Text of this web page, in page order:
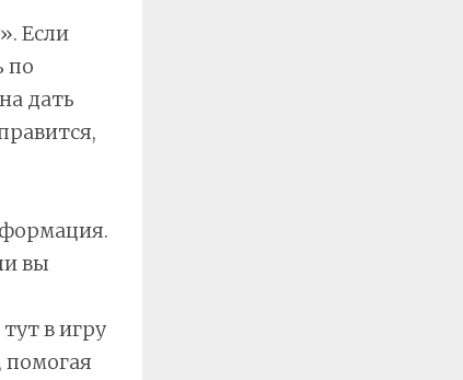
Если
по
дать
вы
в игру
помогая